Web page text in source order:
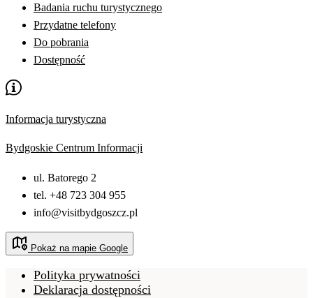
Badania ruchu turystycznego
Przydatne telefony
Do pobrania
Dostępność
Informacja turystyczna
Bydgoskie Centrum Informacji
ul. Batorego 2
tel. +48 723 304 955
info@visitbydgoszcz.pl
Pokaż na mapie Google
Polityka prywatności
Deklaracja dostępności